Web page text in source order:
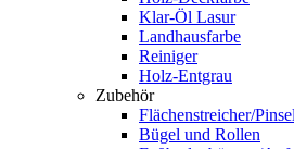
Klar-Öl Lasur
Landhausfarbe
Reiniger
Holz-Entgrau
Zubehör
Flächenstreicher/Pinsel
Bügel und Rollen